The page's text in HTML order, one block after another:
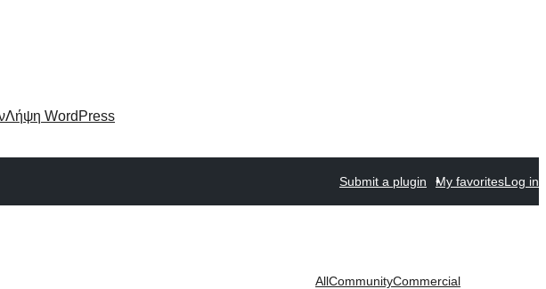
Λήψη WordPress
Submit a plugin My favoritesLog in
AllCommunityCommercial